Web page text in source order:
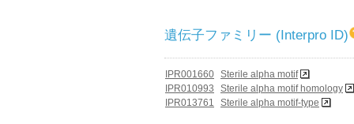
遺伝子ファミリー (Interpro ID)
IPR001660 Sterile alpha motif
IPR010993
Sterile alpha motif homology
IPR013761
Sterile alpha motif-type